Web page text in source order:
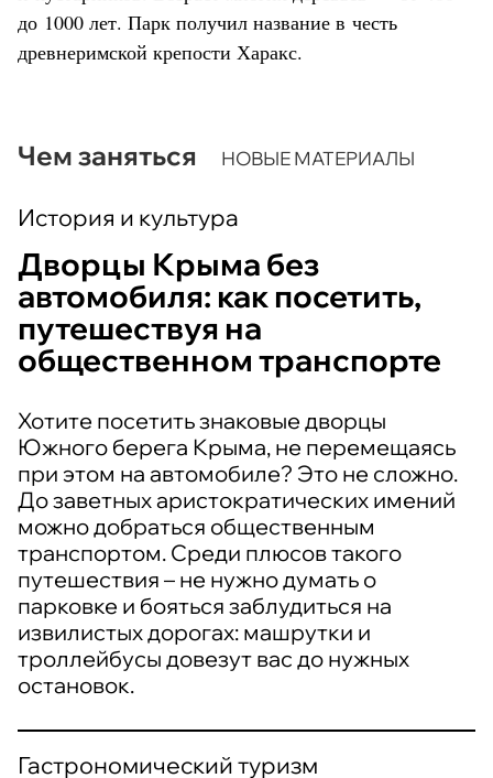
до 1000 лет. Парк получил название в честь
древнеримской крепости Харакс.
Чем заняться НОВЫЕ МАТЕРИАЛЫ
История и культура
Дворцы Крыма без
автомобиля: как посетить,
путешествуя на
общественном транспорте
Хотите посетить знаковые дворцы
Южного берега Крыма, не перемещаясь
при этом на автомобиле? Это не сложно.
До заветных аристократических имений
можно добраться общественным
транспортом. Среди плюсов такого
путешествия – не нужно думать о
парковке и бояться заблудиться на
извилистых дорогах: машрутки и
троллейбусы довезут вас до нужных
остановок.
Гастрономический туризм